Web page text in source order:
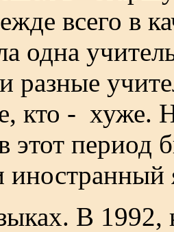
всего в
одна
разные
кто - хуже.
этот период
В 1992,